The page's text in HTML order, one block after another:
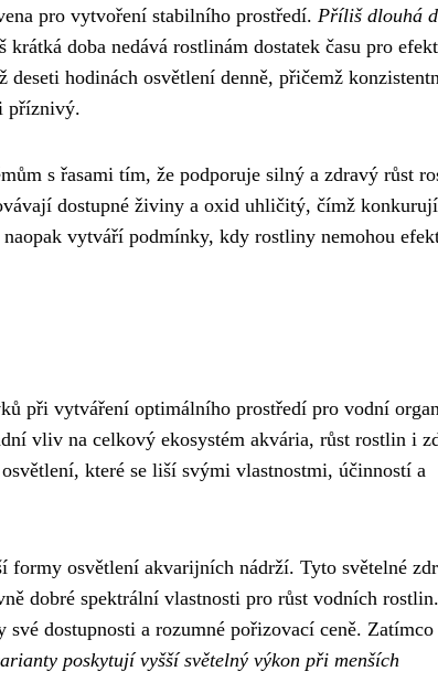
pro vytvoření stabilního prostředí. Příliš dlouhá
krátká doba nedává rostlinám dostatek času pro
hodinách osvětlení denně, přičemž
příznivý.
s řasami tím, že podporuje silný a zdravý růst
dostupné živiny a oxid uhličitý, čímž konkurují
vytváří podmínky, kdy rostliny nemohou
při vytváření optimálního prostředí pro vodní
vliv na celkový ekosystém akvária, růst rostlin i
které se liší svými vlastnostmi, účinností a
formy osvětlení akvarijních nádrží. Tyto světelné
dobré spektrální vlastnosti pro růst vodních rostlin.
dostupnosti a rozumné pořizovací ceně.
poskytují vyšší světelný výkon při menších